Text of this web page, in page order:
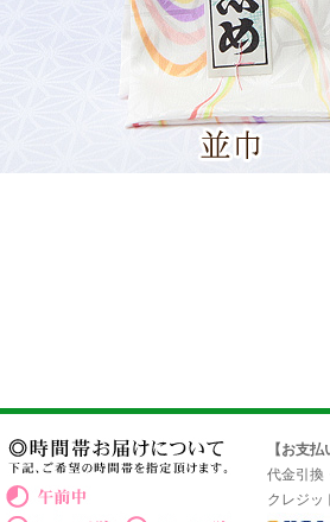
【お支払
代金引換
クレジッ